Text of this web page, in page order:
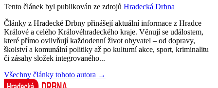
Tento článek byl publikován ze zdrojů Hradecká Drbna
Články z Hradecké Drbny přinášejí aktuální informace z Hradce
Králové a celého Královéhradeckého kraje. Věnují se událostem,
které přímo ovlivňují každodenní život obyvatel – od dopravy,
školství a komunální politiky až po kulturní akce, sport, kriminalitu
či zásahy složek integrovaného...
Všechny články tohoto autora →